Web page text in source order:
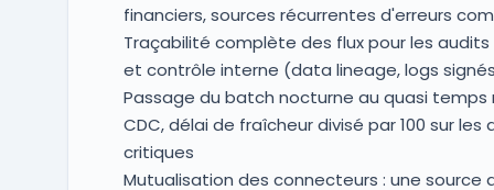
financiers, sources récurrentes d'erreurs
Traçabilité complète des flux pour les audits
et contrôle interne (data lineage, logs
Passage du batch nocturne au quasi temps
CDC, délai de fraîcheur divisé par 100 sur les
critiques
Mutualisation des connecteurs : une source